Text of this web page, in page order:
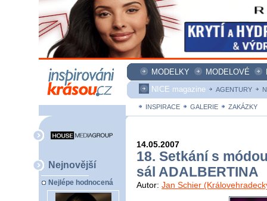
MODELKY MODELOVÉ
NICE magazine
AGENTURY
INSPIRACE GALERIE ZAKÁZKY
Nejnovější
Nejlépe hodnocená
14.05.2007
18. Setkání s
sál ADALBERTINA
Autor: Jan Schier